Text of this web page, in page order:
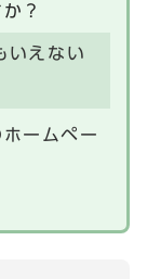
？
いえない
ームペー